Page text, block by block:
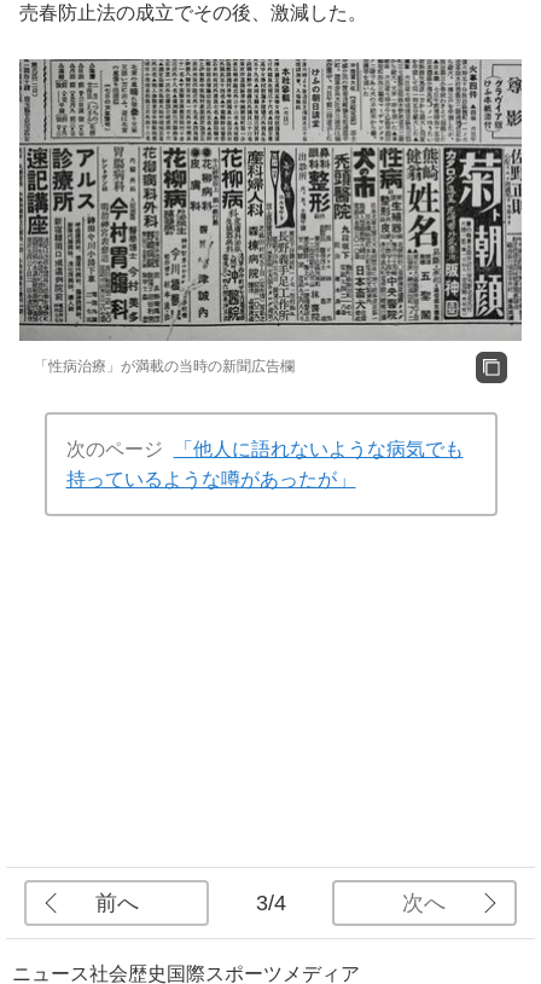
売春防止法の成立でその後、激減した。
「性病治療」が満載の当時の新聞広告欄
次のページ
「他人に語れないような病気でも
持っているような噂があったが」
前へ 3/4 次へ
ニュース社会歴史 国際スポーツ メディア